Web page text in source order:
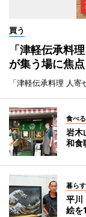
買う
「津軽伝承料
が集う場に焦
「津軽伝承料理 人
食べる
岩木
和食
暮ら
平川
絵を